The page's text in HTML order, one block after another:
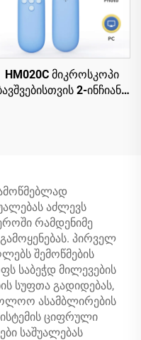
HM020C მიკროსკოპი
2-ინჩიანი
აძლევს
რამდენიმე
პირველ
შემოწმების
საბეჭდ მილევების
სუფთა გადიდებას,
ასამბლირების
ციფრული
საშუალებას